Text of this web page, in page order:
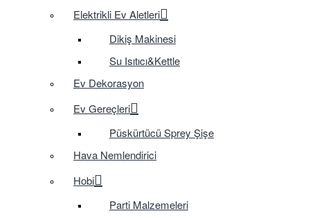
Elektrikli Ev Aletleri
Dikiş Makinesi
Su Isıtıcı&Kettle
Ev Dekorasyon
Ev Gereçleri
Püskürtücü Sprey Şişe
Hava Nemlendirici
Hobi
Parti Malzemeleri